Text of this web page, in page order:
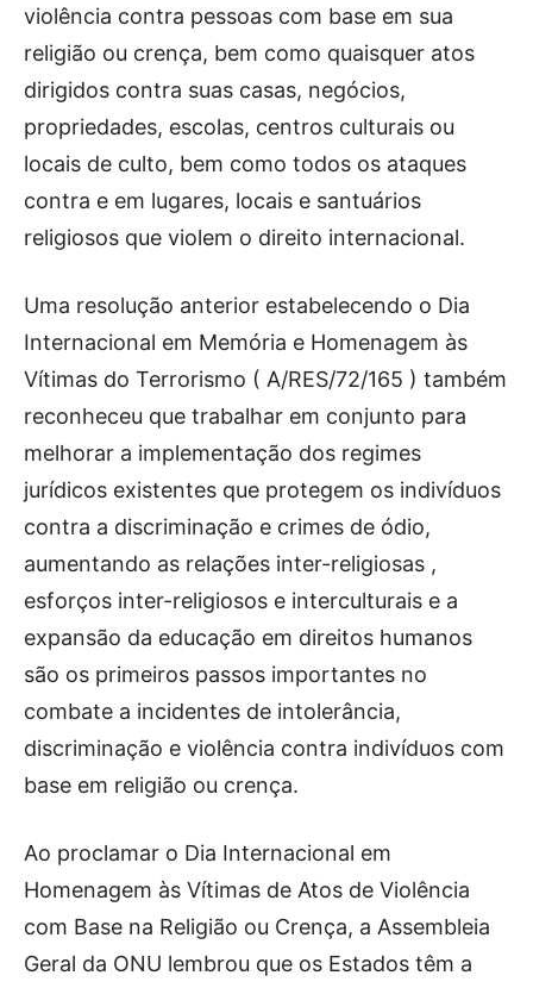
violência contra pessoas com base em sua
religião ou crença, bem como quaisquer atos
dirigidos contra suas casas, negócios,
propriedades, escolas, centros culturais ou
locais de culto, bem como todos os ataques
contra e em lugares, locais e santuários
religiosos que violem o direito internacional.
Uma resolução anterior estabelecendo o Dia
Internacional em Memória e Homenagem às
Vítimas do Terrorismo ( A/RES/72/165 ) também
reconheceu que trabalhar em conjunto para
melhorar a implementação dos regimes
jurídicos existentes que protegem os indivíduos
contra a discriminação e crimes de ódio,
aumentando as relações inter-religiosas ,
esforços inter-religiosos e interculturais e a
expansão da educação em direitos humanos
são os primeiros passos importantes no
combate a incidentes de intolerância,
discriminação e violência contra indivíduos com
base em religião ou crença.
Ao proclamar o Dia Internacional em
Homenagem às Vítimas de Atos de Violência
com Base na Religião ou Crença, a Assembleia
Geral da ONU lembrou que os Estados têm a